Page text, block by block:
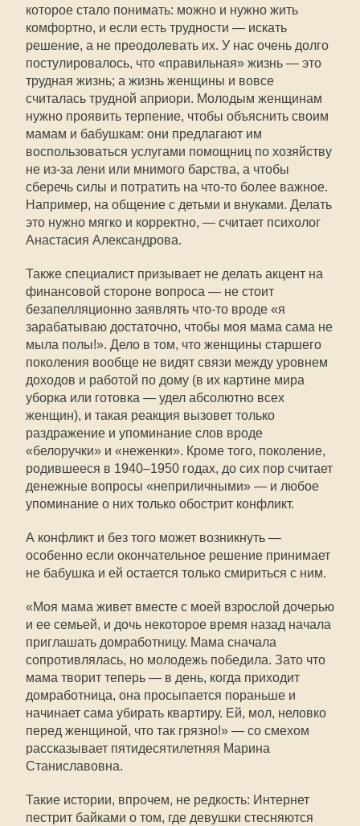
которое стало понимать: можно и нужно жить
комфортно, и если есть трудности — искать
решение, а не преодолевать их. У нас очень долго
постулировалось, что «правильная» жизнь — это
трудная жизнь; а жизнь женщины и вовсе
считалась трудной априори. Молодым женщинам
нужно проявить терпение, чтобы объяснить своим
мамам и бабушкам: они предлагают им
воспользоваться услугами помощниц по хозяйству
не из-за лени или мнимого барства, а чтобы
сберечь силы и потратить на что-то более важное.
Например, на общение с детьми и внуками. Делать
это нужно мягко и корректно, — считает психолог
Анастасия Александрова.
Также специалист призывает не делать акцент на
финансовой стороне вопроса — не стоит
безапелляционно заявлять что-то вроде «я
зарабатываю достаточно, чтобы моя мама сама не
мыла полы!». Дело в том, что женщины старшего
поколения вообще не видят связи между уровнем
доходов и работой по дому (в их картине мира
уборка или готовка — удел абсолютно всех
женщин), и такая реакция вызовет только
раздражение и упоминание слов вроде
«белоручки» и «неженки». Кроме того, поколение,
родившееся в 1940–1950 годах, до сих пор считает
денежные вопросы «неприличными» — и любое
упоминание о них только обострит конфликт.
А конфликт и без того может возникнуть —
особенно если окончательное решение принимает
не бабушка и ей остается только смириться с ним.
«Моя мама живет вместе с моей взрослой дочерью
и ее семьей, и дочь некоторое время назад начала
приглашать домработницу. Мама сначала
сопротивлялась, но молодежь победила. Зато что
мама творит теперь — в день, когда приходит
домработница, она просыпается пораньше и
начинает сама убирать квартиру. Ей, мол, неловко
перед женщиной, что так грязно!» — со смехом
рассказывает пятидесятилетняя Марина
Станиславовна.
Такие истории, впрочем, не редкость: Интернет
пестрит байками о том, где девушки стесняются